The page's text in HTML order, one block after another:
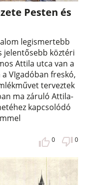
Pesten és
legismertebb
jelentősebb köztéri
Attila utca van a
VIgadóban freskó,
terveztek
ma záruló Attila-
kapcsolódó
0 0